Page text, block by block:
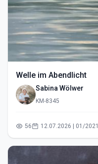
Welle im Abendlicht
Sabina Wölwer
KM-8345
56 12.07.2026 | 01/2021